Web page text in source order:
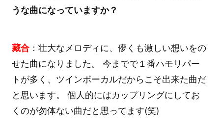
うな曲になっていますか？
藏合：壮大なメロディに、儚くも激しい想いをの
せた曲になりました。 今までで１番ハモリパー
トが多く、ツインボーカルだからこそ出来た曲だ
と思います。 個人的にはカップリングにしてお
くのが勿体ない曲だと思ってます(笑)